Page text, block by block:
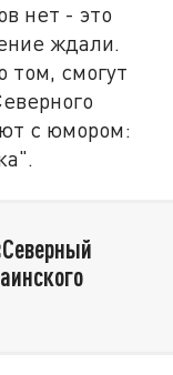
нет - это
ждали.
том, смогут
с юмором: